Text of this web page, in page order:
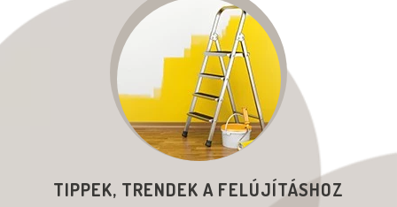
TIPPEK, TRENDEK A FELÚJÍTÁSHOZ